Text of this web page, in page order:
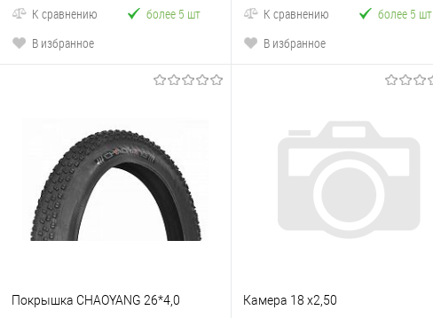
К сравнению
более 5 шт
В избранное
К сравнению
более 5 шт
В избранное
Покрышка CHAOYANG 26*4,0 Камера 18 х2,50